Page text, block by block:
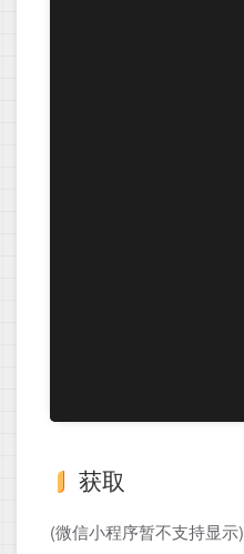
获取
(微信小程序暂不支持显示)